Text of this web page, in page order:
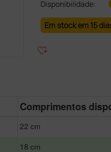
Disponibilidade:
Em stock em 15
heart_plus
Comprimentos
22 cm
18 cm